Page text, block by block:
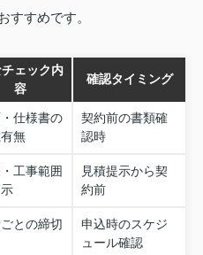
すすめです。
ェック内
容
確認タイミング
仕様書の
無
契約前の書類確
認時
工事範囲
見積提示から契
約前
との締切
申込時のスケジ
ュール確認